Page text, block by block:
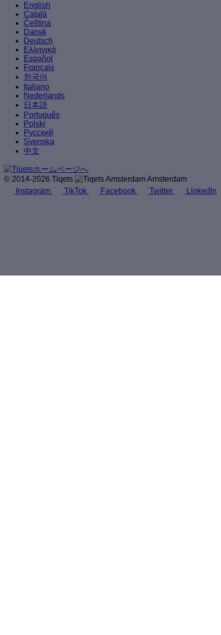
English
Català
Čeština
Dansk
Deutsch
Ελληνικά
Español
Français
한국어
Italiano
Nederlands
日本語
Português
Polski
Русский
Svenska
中文
© 2014-2026 Tiqets
Amsterdam
Instagram
TikTok Facebook Twitter LinkedIn